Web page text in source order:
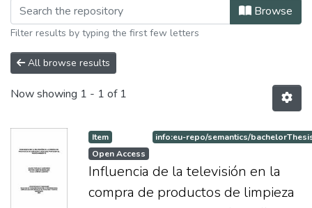
Browse
Filter results by typing the first few letters
All browse results
Now showing 1 - 1 of 1
Item
Open Access
info:eu-repo/semantics/
Influencia de la televisión en la
compra de productos de limpieza